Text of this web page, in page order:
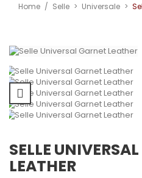
Home / Selle > Universale >
SELLE
LEATHER